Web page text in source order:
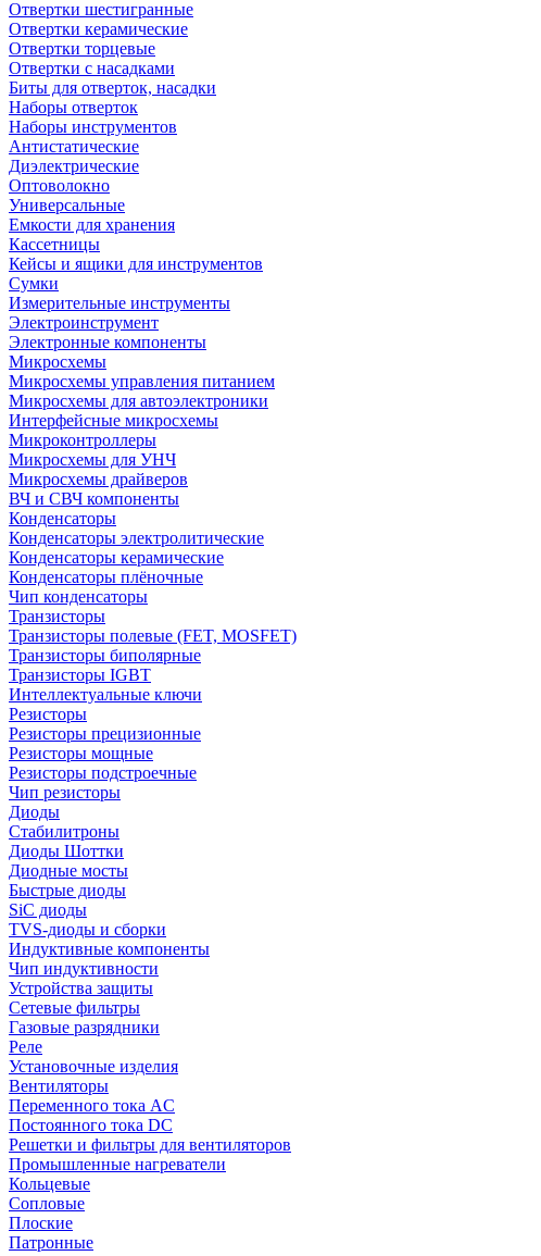
Отвертки шестигранные
Отвертки керамические
Отвертки торцевые
Отвертки с насадками
Биты для отверток, насадки
Наборы отверток
Наборы инструментов
Антистатические
Диэлектрические
Оптоволокно
Универсальные
Емкости для хранения
Кассетницы
Кейсы и ящики для инструментов
Сумки
Измерительные инструменты
Электроинструмент
Электронные компоненты
Микросхемы
Микросхемы управления питанием
Микросхемы для автоэлектроники
Интерфейсные микросхемы
Микроконтроллеры
Микросхемы для УНЧ
Микросхемы драйверов
ВЧ и СВЧ компоненты
Конденсаторы
Конденсаторы электролитические
Конденсаторы керамические
Конденсаторы плёночные
Чип конденсаторы
Транзисторы
Транзисторы полевые (FET, MOSFET)
Транзисторы биполярные
Транзисторы IGBT
Интеллектуальные ключи
Резисторы
Резисторы прецизионные
Резисторы мощные
Резисторы подстроечные
Чип резисторы
Диоды
Стабилитроны
Диоды Шоттки
Диодные мосты
Быстрые диоды
SiC диоды
TVS-диоды и сборки
Индуктивные компоненты
Чип индуктивности
Устройства защиты
Сетевые фильтры
Газовые разрядники
Реле
Установочные изделия
Вентиляторы
Переменного тока AC
Постоянного тока DC
Решетки и фильтры для вентиляторов
Промышленные нагреватели
Кольцевые
Сопловые
Плоские
Патронные